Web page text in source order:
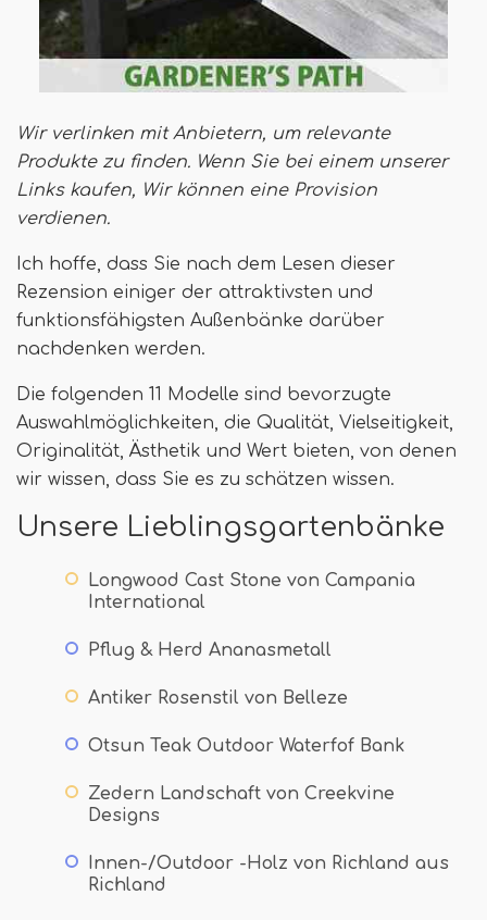
Wir verlinken mit Anbietern, um relevante
Produkte zu finden. Wenn Sie bei einem unserer
Links kaufen, Wir können eine Provision
verdienen.
Ich hoffe, dass Sie nach dem Lesen dieser
Rezension einiger der attraktivsten und
funktionsfähigsten Außenbänke darüber
nachdenken werden.
Die folgenden 11 Modelle sind bevorzugte
Auswahlmöglichkeiten, die Qualität, Vielseitigkeit,
Originalität, Ästhetik und Wert bieten, von denen
wir wissen, dass Sie es zu schätzen wissen.
Unsere Lieblingsgartenbänke
Longwood Cast Stone von Campania
International
Pflug & Herd Ananasmetall
Antiker Rosenstil von Belleze
Otsun Teak Outdoor Waterfof Bank
Zedern Landschaft von Creekvine
Designs
Innen-/Outdoor -Holz von Richland aus
Richland